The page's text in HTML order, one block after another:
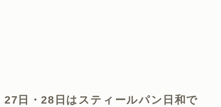
27日・28日はスティールパン日和で